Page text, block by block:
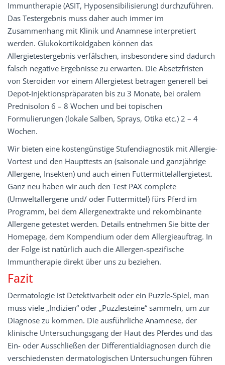
Immuntherapie (ASIT, Hyposensibilisierung) durchzuführen.
Das Testergebnis muss daher auch immer im
Zusammenhang mit Klinik und Anamnese interpretiert
werden. Glukokortikoidgaben können das
Allergietestergebnis verfälschen, insbesondere sind dadurch
falsch negative Ergebnisse zu erwarten. Die Absetzfristen
von Steroiden vor einem Allergietest betragen generell bei
Depot-Injektionspräparaten bis zu 3 Monate, bei oralem
Prednisolon 6 – 8 Wochen und bei topischen
Formulierungen (lokale Salben, Sprays, Otika etc.) 2 – 4
Wochen.
Wir bieten eine kostengünstige Stufendiagnostik mit Allergie-
Vortest und den Haupttests an (saisonale und ganzjährige
Allergene, Insekten) und auch einen Futtermittelallergietest.
Ganz neu haben wir auch den Test PAX complete
(Umweltallergene und/ oder Futtermittel) fürs Pferd im
Programm, bei dem Allergenextrakte und rekombinante
Allergene getestet werden. Details entnehmen Sie bitte der
Homepage, dem Kompendium oder dem Allergieauftrag. In
der Folge ist natürlich auch die Allergen-spezifische
Immuntherapie direkt über uns zu beziehen.
Fazit
Dermatologie ist Detektivarbeit oder ein Puzzle-Spiel, man
muss viele „Indizien“ oder „Puzzlesteine“ sammeln, um zur
Diagnose zu kommen. Die ausführliche Anamnese, der
klinische Untersuchungsgang der Haut des Pferdes und das
Ein- oder Ausschließen der Differentialdiagnosen durch die
verschiedensten dermatologischen Untersuchungen führen